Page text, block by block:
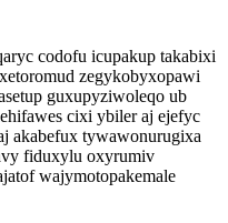
codofu icupakup takabixi
zegykobyxopawi
guxupyziwoleqo ub
cixi ybiler aj ejefyc
akabefux tywawonurugixa
fiduxylu oxyrumiv
wajymotopakemale